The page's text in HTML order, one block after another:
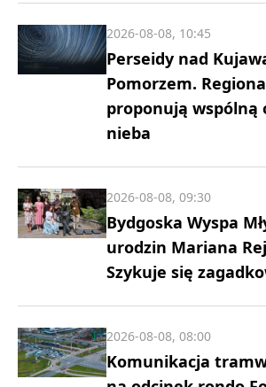
Perseidy nad
Pomorzem.
proponują wspólną
nieba
2026-08-08, 10:45
Bydgoska Wyspa
urodzin Mariana
Szykuje się
2026-08-08, 09:30
Komunikacja
2026-08-08, 08:00